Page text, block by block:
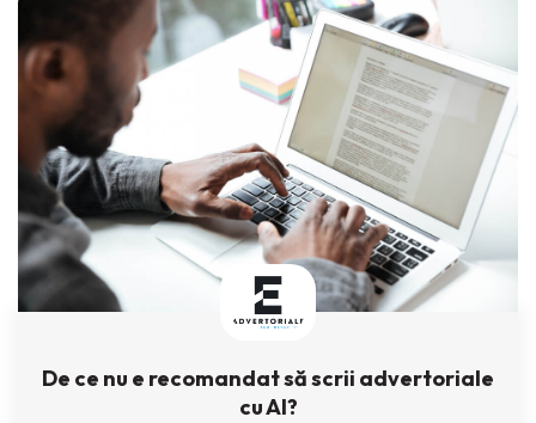
De ce nu e recomandat să scrii advertoriale
cu AI?